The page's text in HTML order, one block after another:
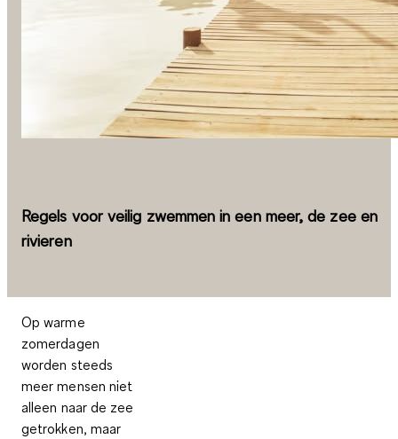
Regels voor veilig zwemmen in een meer, de zee en
rivieren
Op warme
zomerdagen
worden steeds
meer mensen niet
alleen naar de zee
getrokken, maar